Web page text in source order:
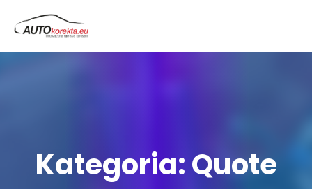
Kategoria:Quote